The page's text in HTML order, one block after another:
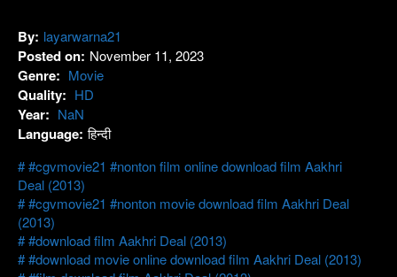
By: layarwarna21
Posted on: November 11, 2023
Genre: Movie
Quality: HD
Year: NaN
Language: हिन्दी
#cgvmovie21 #nonton film online download film Aakhri
Deal (2013)
#cgvmovie21 #nonton movie download film Aakhri Deal
(2013)
#download film Aakhri Deal (2013)
#download movie online download film Aakhri Deal (2013)